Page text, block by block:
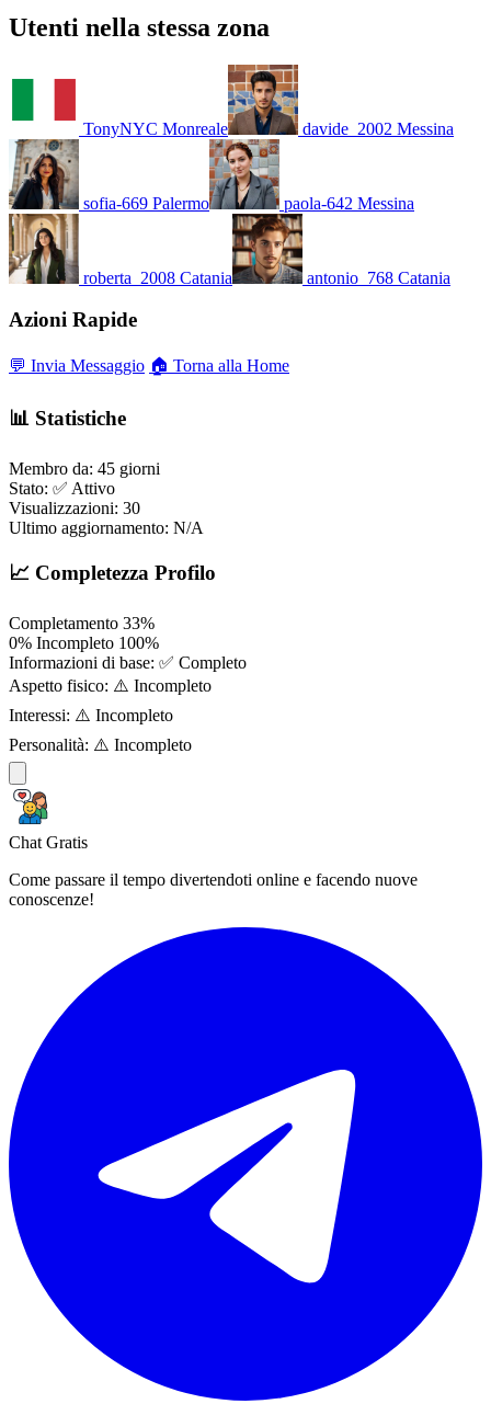
Utenti nella stessa zona
TonyNYC Monreale davide_2002 Messina
sofia-669 Palermo paola-642 Messina
roberta_2008 Catania antonio_768 Catania
Azioni Rapide
💬 Invia Messaggio 🏠 Torna alla Home
📊 Statistiche
Membro da: 45 giorni
Stato: ✅ Attivo
Visualizzazioni: 30
Ultimo aggiornamento: N/A
📈 Completezza Profilo
Completamento 33%
0% Incompleto 100%
Informazioni di base: ✅ Completo
Aspetto fisico: ⚠️ Incompleto
Interessi: ⚠️ Incompleto
Personalità: ⚠️ Incompleto
Chat Gratis
Come passare il tempo divertendoti online e facendo nuove
conoscenze!